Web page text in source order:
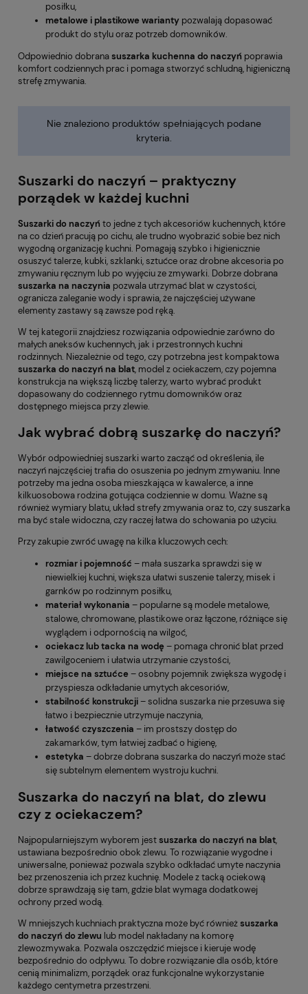
posiłku,
metalowe i plastikowe warianty pozwalają dopasować
produkt do stylu oraz potrzeb domowników.
Odpowiednio dobranasuszarka kuchenna do naczyń poprawia
komfort codziennych prac i pomaga stworzyć schludną, higieniczną
strefę zmywania.
Nie znaleziono produktów spełniających podane
kryteria.
Suszarki do naczyń – praktyczny
porządek w każdej kuchni
Suszarki do naczyń to jedne z tych akcesoriów kuchennych, które
na co dzień pracują po cichu, ale trudno wyobrazić sobie bez nich
wygodną organizację kuchni. Pomagają szybko i higienicznie
osuszyć talerze, kubki, szklanki, sztućce oraz drobne akcesoria po
zmywaniu ręcznym lub po wyjęciu ze zmywarki. Dobrze dobrana
suszarka na naczynia pozwala utrzymać blat w czystości,
ogranicza zaleganie wody i sprawia, że najczęściej używane
elementy zastawy są zawsze pod ręką.
W tej kategorii znajdziesz rozwiązania odpowiednie zarówno do
małych aneksów kuchennych, jak i przestronnych kuchni
rodzinnych. Niezależnie od tego, czy potrzebna jest kompaktowa
suszarka do naczyń na blat, model z ociekaczem, czy pojemna
konstrukcja na większą liczbę talerzy, warto wybrać produkt
dopasowany do codziennego rytmu domowników oraz
dostępnego miejsca przy zlewie.
Jak wybrać dobrą suszarkę do naczyń?
Wybór odpowiedniej suszarki warto zacząć od określenia, ile
naczyń najczęściej trafia do osuszenia po jednym zmywaniu. Inne
potrzeby ma jedna osoba mieszkająca w kawalerce, a inne
kilkuosobowa rodzina gotująca codziennie w domu. Ważne są
również wymiary blatu, układ strefy zmywania oraz to, czy suszarka
ma być stale widoczna, czy raczej łatwa do schowania po użyciu.
Przy zakupie zwróć uwagę na kilka kluczowych cech:
rozmiar i pojemność – mała suszarka sprawdzi się w
niewielkiej kuchni, większa ułatwi suszenie talerzy, misek i
garnków po rodzinnym posiłku,
materiał wykonania – popularne są modele metalowe,
stalowe, chromowane, plastikowe oraz łączone, różniące się
wyglądem i odpornością na wilgoć,
ociekacz lub tacka na wodę– pomaga chronić blat przed
zawilgoceniem i ułatwia utrzymanie czystości,
miejsce na sztućce– osobny pojemnik zwiększa wygodę i
przyspiesza odkładanie umytych akcesoriów,
stabilność konstrukcji– solidna suszarka nie przesuwa się
łatwo i bezpiecznie utrzymuje naczynia,
łatwość czyszczenia – im prostszy dostęp do
zakamarków, tym łatwiej zadbać o higienę,
estetyka – dobrze dobrana suszarka do naczyń może stać
się subtelnym elementem wystroju kuchni.
Suszarka do naczyń na blat, do zlewu
czy z ociekaczem?
Najpopularniejszym wyborem jestsuszarka do naczyń na blat,
ustawiana bezpośrednio obok zlewu. To rozwiązanie wygodne i
uniwersalne, ponieważ pozwala szybko odkładać umyte naczynia
bez przenoszenia ich przez kuchnię. Modele z tacką ociekową
dobrze sprawdzają się tam, gdzie blat wymaga dodatkowej
ochrony przed wodą.
W mniejszych kuchniach praktyczna może być równieżsuszarka
do naczyń do zlewu lub model nakładany na komorę
zlewozmywaka. Pozwala oszczędzić miejsce i kieruje wodę
bezpośrednio do odpływu. To dobre rozwiązanie dla osób, które
cenią minimalizm, porządek oraz funkcjonalne wykorzystanie
każdego centymetra przestrzeni.